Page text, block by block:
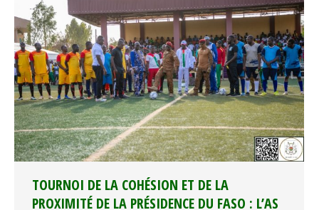
TOURNOI DE LA COHÉSION ET DE LA
PROXIMITÉ DE LA PRÉSIDENCE DU FASO : L’AS